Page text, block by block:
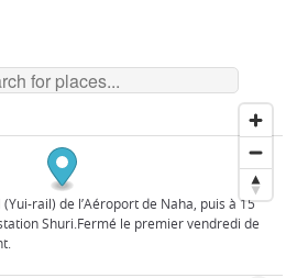
rail) de l’Aéroport de Naha, puis à 15
Shuri.Fermé le premier vendredi de